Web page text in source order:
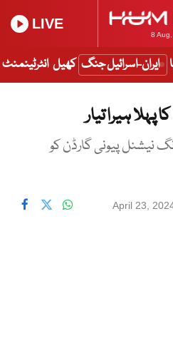
8
LIVE
ایران-اسرائیل جنگ کھیل انٹرٹینمنٹ
ہیرا تیار
نیشنل پیونی گارڈن کو
April 23,